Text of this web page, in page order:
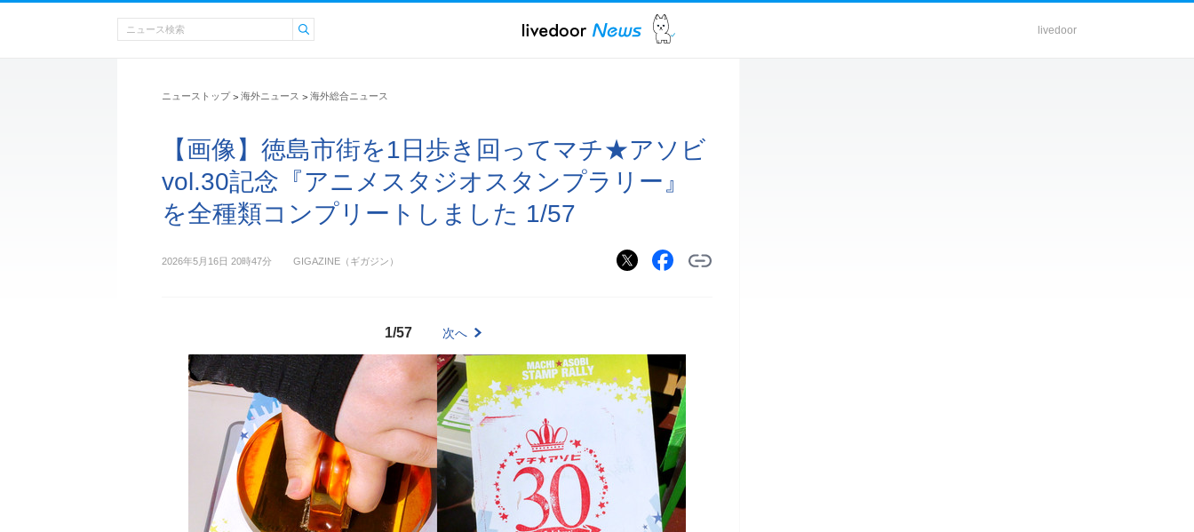
livedoor
ニューストップ > 海外ニュース > 海外総合ニュース
【画像】徳島市街を1日歩き回ってマチ★アソビ
vol.30記念『アニメスタジオスタンプラリー』
を全種類コンプリートしました 1/57
2026年5月16日 20時47分 GIGAZINE（ギガジン）
1/57 次へ